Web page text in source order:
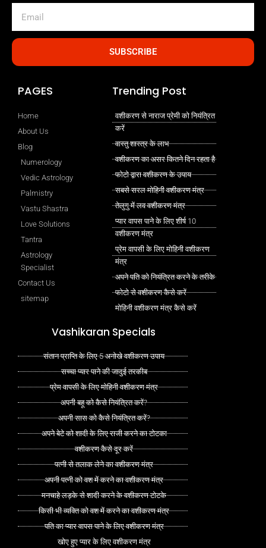
SUBSCRIBE
PAGES
Home
About Us
Blog
Numerology
Vedic Astrology
Palmistry
Vastu Shastra
Love Solutions
Tantra
Astrology
Specialist
Contact Us
sitemap
Trending Post
वशीकरण से नाराज प्रेमी को नियंत्रित
करें
वास्तु शास्त्र के लाभ
वशीकरण का असर कितने दिन रहता है
फोटो द्वारा वशीकरण के उपाय
सबसे सरल मोहिनी वशीकरण मंत्र
तेलुगु में लव वशीकरण मंत्र
प्यार वापस पाने के लिए शीर्ष 10
वशीकरण मंत्र
प्रेम वापसी के लिए मोहिनी वशीकरण
मंत्र
अपने पति को नियंत्रित करने के तरीके
फोटो से वशीकरण कैसे करें
मोहिनी वशीकरण मंत्र कैसे करें
Vashikaran Specials
संतान प्राप्ति के लिए 5 अनोखे वशीकरण उपाय
सच्चा प्यार पाने की जादुई तरकीब
प्रेम वापसी के लिए मोहिनी वशीकरण मंत्र
अपनी बहू को कैसे नियंत्रित करें?
अपनी सास को कैसे नियंत्रित करें?
अपने बेटे को शादी के लिए राजी करने का टोटका
वशीकरण कैसे दूर करें
पत्नी से तलाक लेने का वशीकरण मंत्र
अपनी पत्नी को वश में करने का वशीकरण मंत्र
मनचाहे लड़के से शादी करने के वशीकरण टोटके
किसी भी व्यक्ति को वश में करने का वशीकरण मंत्र
पति का प्यार वापस पाने के लिए वशीकरण मंत्र
खोए हुए प्यार के लिए वशीकरण मंत्र